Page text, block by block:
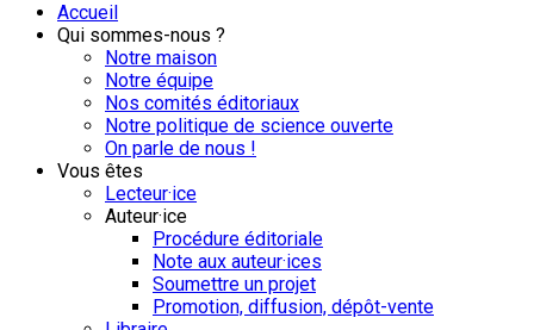
Accueil
Qui sommes-nous ?
Notre maison
Notre équipe
Nos comités éditoriaux
Notre politique de science ouverte
On parle de nous !
Vous êtes
Lecteur·ice
Auteur·ice
Procédure éditoriale
Note aux auteur·ices
Soumettre un projet
Promotion, diffusion, dépôt-vente